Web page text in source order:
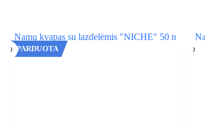
IŠPARDUOTA